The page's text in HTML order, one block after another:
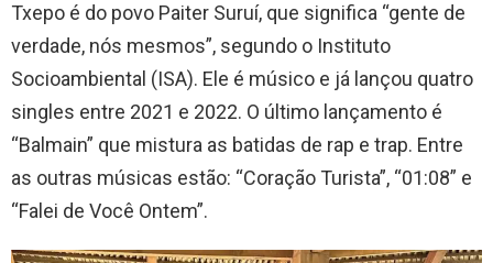
Txepo é do povo Paiter Suruí, que significa “gente de
verdade, nós mesmos”, segundo o Instituto
Socioambiental (ISA). Ele é músico e já lançou quatro
singles entre 2021 e 2022. O último lançamento é
“Balmain” que mistura as batidas de rap e trap. Entre
as outras músicas estão: “Coração Turista”, “01:08” e
“Falei de Você Ontem”.